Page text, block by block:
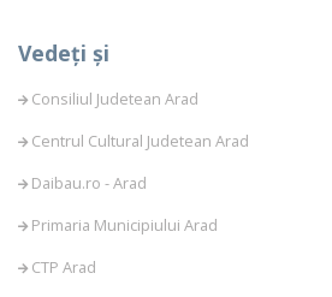
Vedeți și
Consiliul Judetean Arad
Centrul Cultural Judetean Arad
Daibau.ro - Arad
Primaria Municipiului Arad
CTP Arad